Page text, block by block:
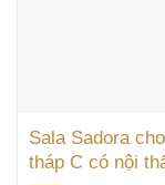
Sala Sadora
tháp C có nội